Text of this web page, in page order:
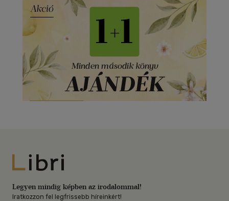
Libri
Legyen mindig képben az irodalommal!
Iratkozzon fel legfrissebb híreinkért!